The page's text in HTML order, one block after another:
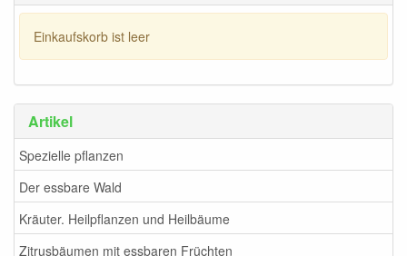
Einkaufskorb ist leer
Artikel
Spezielle pflanzen
Der essbare Wald
Kräuter. Heilpflanzen und Heilbäume
Zitrusbäumen mit essbaren Früchten